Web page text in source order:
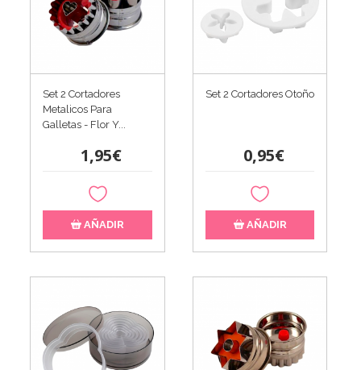
Set 2 Cortadores
Metalicos Para
Galletas - Flor Y...
1,95€
AÑADIR
Set 2 Cortadores Otoño
0,95€
AÑADIR